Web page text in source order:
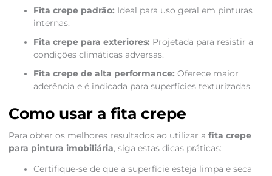
Fita crepe padrão: Ideal para uso geral em pinturas
internas.
Fita crepe para exteriores: Projetada para resistir a
condições climáticas adversas.
Fita crepe de alta performance: Oferece maior
aderência e é indicada para superfícies texturizadas.
Como usar a fita crepe
Para obter os melhores resultados ao utilizar a fita crepe
para pintura imobiliária, siga estas dicas práticas:
Certifique-se de que a superfície esteja limpa e seca